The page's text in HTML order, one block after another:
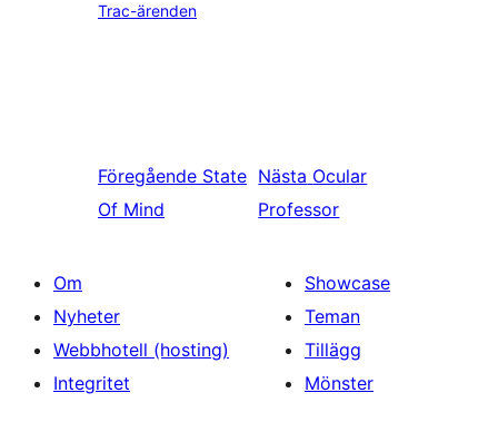
Trac-ärenden
Föregående State
Of Mind
Nästa Ocular
Professor
Om
Nyheter
Webbhotell (hosting)
Integritet
Showcase
Teman
Tillägg
Mönster